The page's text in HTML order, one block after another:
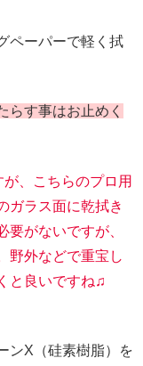
ペーパーで軽く拭
す事はお止めく
、こちらのプロ用
ガラス面に乾拭き
がないですが、
野外などで重宝し
と良いですね♫
ンX（硅素樹脂）を